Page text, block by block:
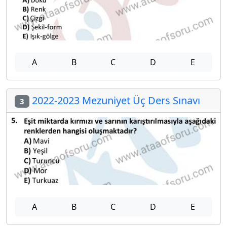
A B C D E
3 2022-2023 Mezuniyet Üç Ders Sınavı
A B C D E